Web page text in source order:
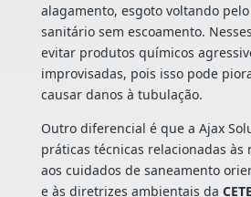
alagamento, esgoto voltando
sanitário sem escoamento.
evitar produtos químicos
improvisadas, pois isso pode
causar danos à tubulação.
Outro diferencial é que a Ajax
práticas técnicas relacionadas às
aos cuidados de saneamento
e às diretrizes ambientais da